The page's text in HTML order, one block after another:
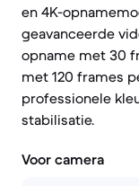
en 4K-
geavanceerde
opname met 30
met 120 frames
professionele
stabilisatie.
Voor camera